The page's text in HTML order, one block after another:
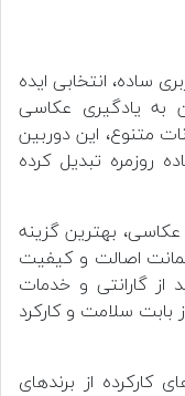
ساده، انتخابی ایده
به یادگیری عکاسی
متنوع، این دوربین
روزمره تبدیل کرده
بهترین گزینه
ضمانت اصالت و کیفیت
گارانتی و خدمات
بابت سلامت و کارکرد
از برندهای